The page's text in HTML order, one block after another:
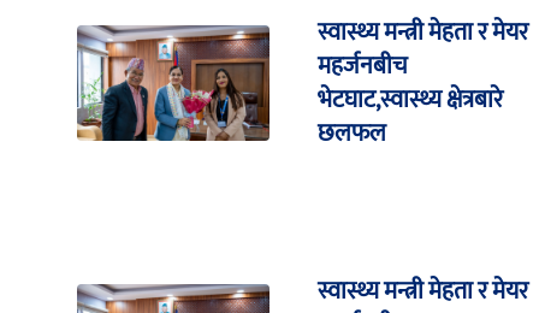
स्वास्थ्य मन्त्री मेहता र मेयर
महर्जनबीच
भेटघाट,स्वास्थ्य क्षेत्रबारे
छलफल
स्वास्थ्य मन्त्री मेहता र मेयर